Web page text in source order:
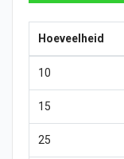
Hoeveelheid
10
15
25